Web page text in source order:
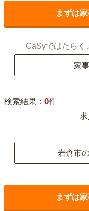
まずは
CaSyではたらく
家
検索結果： 0件
岩倉市
まずは